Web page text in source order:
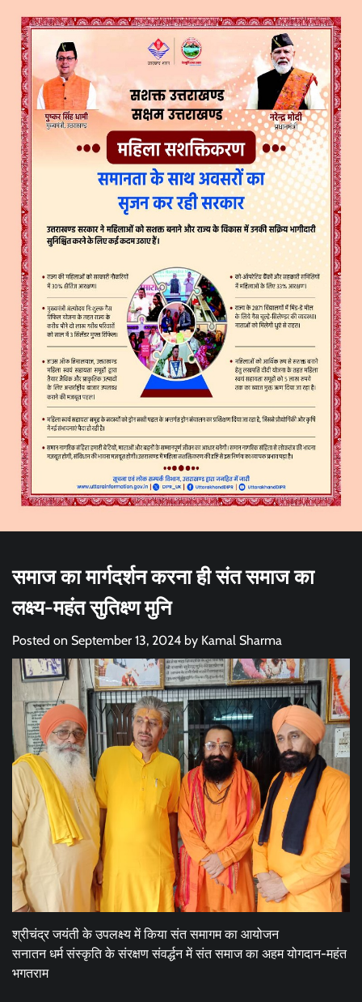
समाज का मार्गदर्शन करना ही संत समाज का
लक्ष्य-महंत सुतिक्ष्ण मुनि
Posted on September 13, 2024 by Kamal Sharma
श्रीचंद्र जयंती के उपलक्ष्य में किया संत समागम का आयोजन
सनातन धर्म संस्कृति के संरक्षण संवर्द्धन में संत समाज का अहम योगदान-महंत
भगतराम